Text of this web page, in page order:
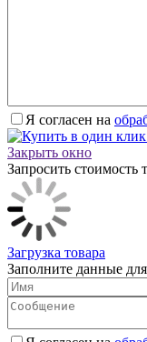
Я согласен на
Закрыть окно
Запросить стоимость
Загрузка товара
Заполните данные